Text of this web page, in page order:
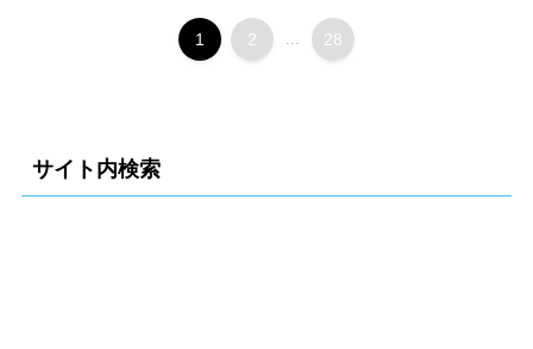
1 2 28
サイト内検索